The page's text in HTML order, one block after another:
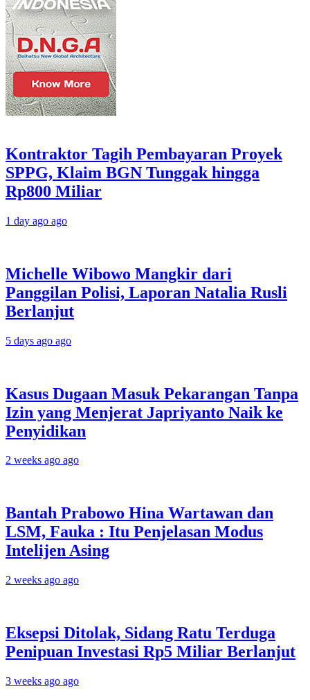
Kontraktor Tagih Pembayaran Proyek
SPPG, Klaim BGN Tunggak hingga
Rp800 Miliar
1 day ago ago
Michelle Wibowo Mangkir dari
Panggilan Polisi, Laporan Natalia Rusli
Berlanjut
5 days ago ago
Kasus Dugaan Masuk Pekarangan Tanpa
Izin yang Menjerat Japriyanto Naik ke
Penyidikan
2 weeks ago ago
Bantah Prabowo Hina Wartawan dan
LSM, Fauka : Itu Penjelasan Modus
Intelijen Asing
2 weeks ago ago
Eksepsi Ditolak, Sidang Ratu Terduga
Penipuan Investasi Rp5 Miliar Berlanjut
3 weeks ago ago